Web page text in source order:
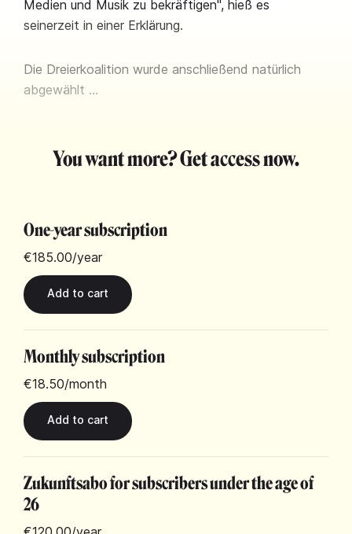
Medien und Musik zu bekräftigen", hieß es
seinerzeit in einer Erklärung.
Die Dreierkoalition wurde anschließend natürlich
abgewählt …
You want more? Get access now.
One-year subscription
€185.00/year
Monthly subscription
€18.50/month
Zukunftsabo for subscribers under the age of
26